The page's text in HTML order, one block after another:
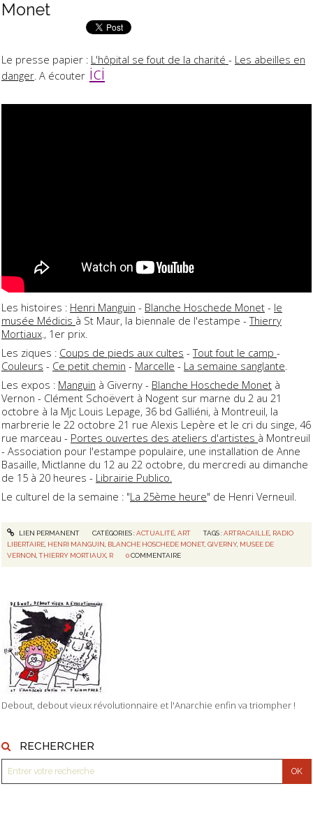
Debout, debout vieux révolutionnaire et l'Anarchie enfin va triompher !
RECHERCHER
Monet
Le presse papier : L'hôpital se fout de la charité - Les abeilles en
danger . A écouter ici
Les histoires : Henri Manguin - Blanche Hoschede Monet - le
musée Médicis à St Maur, la biennale de l'estampe -Thierry
Mortiaux., 1er prix.
Les ziques : Coups de pieds aux cultes -Tout fout le camp -
Couleurs - Ce petit chemin - Marcelle - La semaine sanglante.
Les expos : Manguin à Giverny - Blanche Hoschede Monet à
Vernon - Clément Schoëvert à Nogent sur marne du 2 au 21
octobre à la Mjc Louis Lepage, 36 bd Galliéni, à Montreuil, la
marbrerie le 22 octobre 21 rue Alexis Lepère et le cri du singe, 46
rue marceau - Portes ouvertes des ateliers d'artistes à Montreuil
- Association pour l'estampe populaire, une installation de Anne
Basaille, Mictlanne du 12 au 22 octobre, du mercredi au dimanche
de 15 à 20 heures - Librairie Publico.
Le culturel de la semaine : "La 25ème heure" de Henri Verneuil.
LIEN PERMANENT CATÉGORIES :ACTUALITÉ, ART TAGS :ARTRACAILLE RADIO
LIBERTAIRE HENRI MANGUIN BLANCHE HOSCHEDE MONET,GIVERNY, MUSEE DE
VERNON ,THIERRY MORTIAUX R 0 COMMENTAIRE